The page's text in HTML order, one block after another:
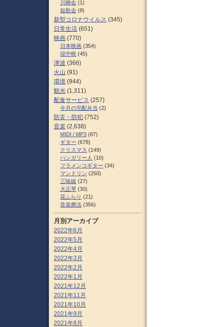
川柳会 (1)
短歌会 (8)
新型コロナウイルス (345)
日常生活 (651)
映画 (770)
日本映画 (354)
現中映 (45)
津波 (366)
火山 (91)
環境 (944)
観光 (1,311)
配食サービス (257)
今月の宅配弁当 (2)
防災・防犯 (752)
音楽 (2,638)
MIDI / MP3 (87)
ギター (678)
クリスマス (149)
ハンガリー人 (10)
フラメンコギター (34)
マンドリン (250)
三味線 (27)
大正琴 (30)
花ふらり (21)
音楽療法 (356)
月別アーカイブ
2022年6月
2022年5月
2022年4月
2022年3月
2022年2月
2022年1月
2021年12月
2021年11月
2021年10月
2021年9月
2021年8月